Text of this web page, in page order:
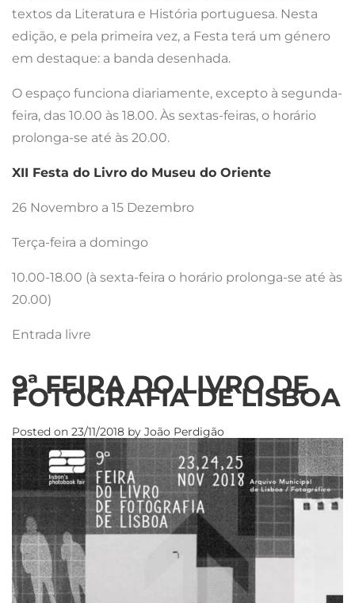
textos da Literatura e História portuguesa. Nesta
edição, e pela primeira vez, a Festa terá um género
em destaque: a banda desenhada.
O espaço funciona diariamente, excepto à segunda-
feira, das 10.00 às 18.00. Às sextas-feiras, o horário
prolonga-se até às 20.00.
XII Festa do Livro do Museu do Oriente
26 Novembro a 15 Dezembro
Terça-feira a domingo
10.00-18.00 (à sexta-feira o horário prolonga-se até às
20.00)
Entrada livre
9ª FEIRA DO LIVRO DE
FOTOGRAFIA DE LISBOA
Posted on 23/11/2018 by João Perdigão